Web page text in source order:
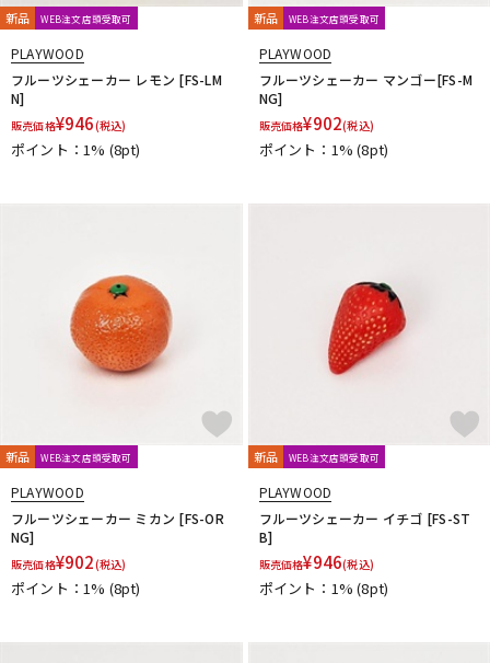
新品 WEB注文店頭受取可
PLAYWOOD
フルーツシェーカー レモン [FS-LM
N]
販売価格¥946(税込)
ポイント：1% (8pt)
新品 WEB注文店頭受取可
PLAYWOOD
フルーツシェーカー マンゴー[FS-M
NG]
販売価格¥902(税込)
ポイント：1%(8pt)
新品 WEB注文店頭受取可
PLAYWOOD
フルーツシェーカー ミカン [FS-OR
NG]
販売価格¥902(税込)
ポイント：1% (8pt)
新品 WEB注文店頭受取可
PLAYWOOD
フルーツシェーカー イチゴ [FS-ST
B]
販売価格¥946(税込)
ポイント：1%(8pt)